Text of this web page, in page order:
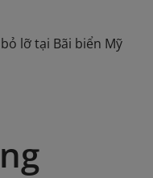
lỡ tại Bãi biển Mỹ